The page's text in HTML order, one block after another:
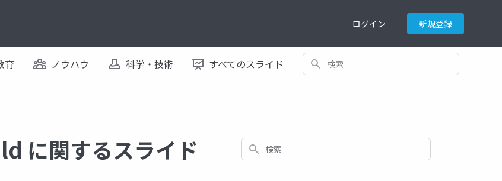
ログイン 新規登録
育 ノウハウ 科学・技術 すべてのスライド 検索
に関するスライド 検索